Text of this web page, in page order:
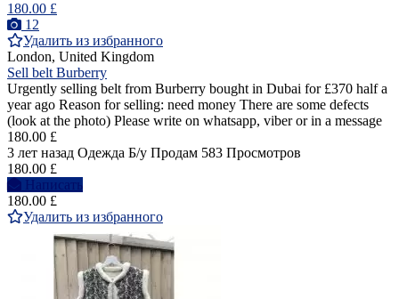
180.00 £
12
Удалить из избранного
London, United Kingdom
Sell belt Burberry
Urgently selling belt from Burberry bought in Dubai for £370 half a
year ago Reason for selling: need money There are some defects
(look at the photo) Please write on whatsapp, viber or in a message
180.00 £
3 лет назад Одежда Б/у Продам 583 Просмотров
180.00 £
Написать
180.00 £
Удалить из избранного